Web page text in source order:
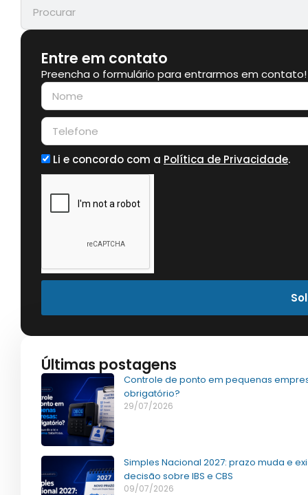
Entre em contato
Preencha o formulário para entrarmos em contato!
Li e concordo com a Política de Privacidade.
Últimas postagens
Controle de ponto em pequenas
obrigatório?
29/07/2026
Simples Nacional 2027: prazo muda e
decisão sobre IBS e CBS
09/07/2026